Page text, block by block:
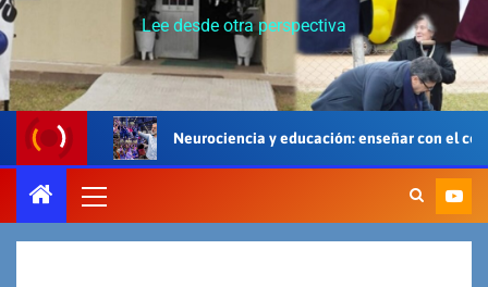
Lee desde otra perspectiva
Neurociencia y educación: enseñar con el cerebro, el cuerpo y